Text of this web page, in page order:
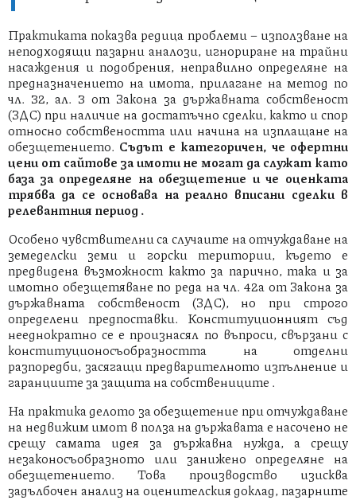
Практиката показва редица проблеми – използване на
неподходящи пазарни аналози, игнориране на трайни
насаждения и подобрения, неправилно определяне на
предназначението на имота, прилагане на метод по
чл. 32, ал. 3 от Закона за държавната собственост
(ЗДС) при наличие на достатъчно сделки, както и спор
относно собствеността или начина на изплащане на
обезщетението. Съдът е категоричен, че офертни
цени от сайтове за имоти не могат да служат като
база за определяне на обезщетение и че оценката
трябва да се основава на реално вписани сделки в
релевантния период .
Особено чувствителни са случаите на отчуждаване на
земеделски земи и горски територии, където е
предвидена възможност както за парично, така и за
имотно обезщетяване по реда на чл. 42а от Закона за
държавната собственост (ЗДС), но при строго
определени предпоставки. Конституционният съд
нееднократно се е произнасял по въпроси, свързани с
конституционосъобразността на отделни
разпоредби, засягащи предварителното изпълнение и
гаранциите за защита на собствениците .
На практика делото за обезщетение при отчуждаване
на недвижим имот в полза на държавата е насочено не
срещу самата идея за държавна нужда, а срещу
незаконосъобразното или занижено определяне на
обезщетението. Това производство изисква
задълбочен анализ на оценителския доклад, пазарните